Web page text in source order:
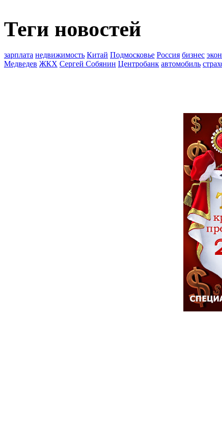
Теги новостей
зарплата недвижимость Китай Подмосковье Россия бизнес
Медведев ЖКХ Сергей Собянин Центробанк автомобиль